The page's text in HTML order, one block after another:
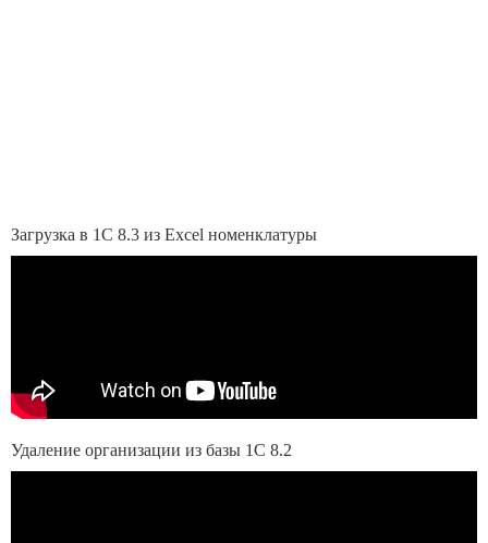
Загрузка в 1С 8.3 из Excel номенклатуры
Удаление организации из базы 1С 8.2